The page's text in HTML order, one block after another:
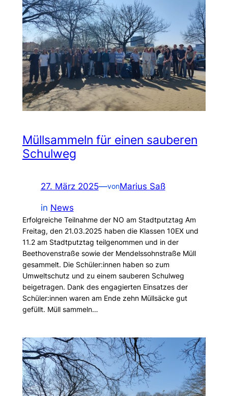
Müllsammeln für einen sauberen
Schulweg
27. März 2025—vonMarius Saß
in News
Erfolgreiche Teilnahme der NO am Stadtputztag Am
Freitag, den 21.03.2025 haben die Klassen 10EX und
11.2 am Stadtputztag teilgenommen und in der
Beethovenstraße sowie der Mendelssohnstraße Müll
gesammelt. Die Schüler:innen haben so zum
Umweltschutz und zu einem sauberen Schulweg
beigetragen. Dank des engagierten Einsatzes der
Schüler:innen waren am Ende zehn Müllsäcke gut
gefüllt. Müll sammeln…